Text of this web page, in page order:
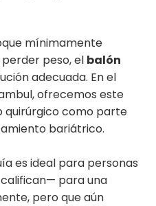
mínimamente
peso, el balón
adecuada. En el
ofrecemos este
quirúrgico como parte
bariátrico.
es ideal para personas
para una
pero que aún